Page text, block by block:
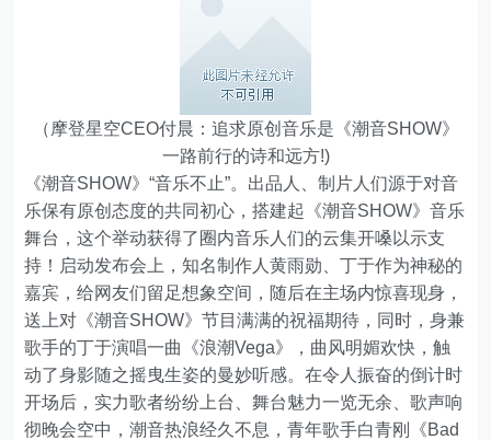
（摩登星空CEO付晨：追求原创音乐是《潮音SHOW》
一路前行的诗和远方!)
《潮音SHOW》“音乐不止”。出品人、制片人们源于对音
乐保有原创态度的共同初心，搭建起《潮音SHOW》音乐
舞台，这个举动获得了圈内音乐人们的云集开嗓以示支
持！启动发布会上，知名制作人黄雨勋、丁于作为神秘的
嘉宾，给网友们留足想象空间，随后在主场内惊喜现身，
送上对《潮音SHOW》节目满满的祝福期待，同时，身兼
歌手的丁于演唱一曲《浪潮Vega》，曲风明媚欢快，触
动了身影随之摇曳生姿的曼妙听感。在令人振奋的倒计时
开场后，实力歌者纷纷上台、舞台魅力一览无余、歌声响
彻晚会空中，潮音热浪经久不息，青年歌手白青刚《Bad